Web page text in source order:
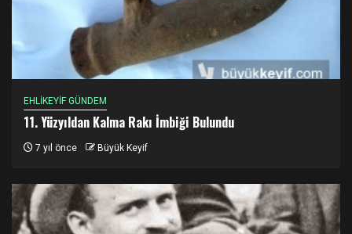
EHLİKEYİF GÜNDEM
11. Yüzyıldan Kalma Rakı İmbiği Bulundu
7 yıl önce Büyük Keyif